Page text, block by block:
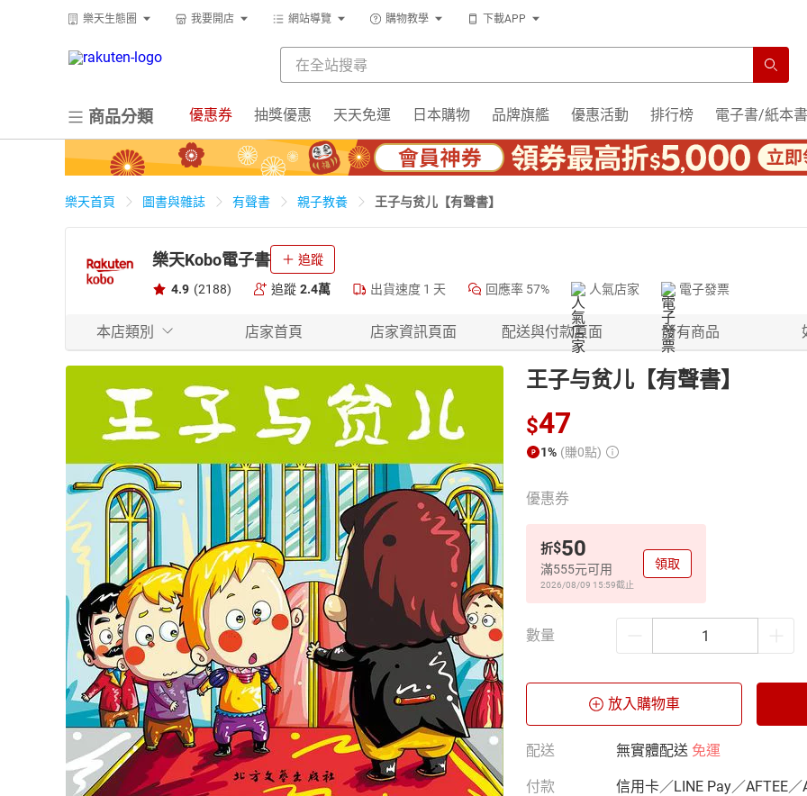
樂天生態圈 我要開店 網站導覽 購物教學 下載APP
商品分類 優惠券 抽獎優惠 天天免運 日本購物 品牌旗艦 優惠活動 排行榜 電子書/紙本書
樂天首頁 圖書與雜誌 有聲書 親子教養 王子与贫儿【有聲書】
樂天Kobo電子書 追蹤
4.9 (2188) 追蹤 2.4萬 出貨速度 1 天 回應率 57% 人氣店家 電子發票
本店類別 店家首頁 店家資訊頁面 配送與付款頁面 所有商品
王子与贫儿【有聲書】
$47
1% (賺0點)
優惠券
折$50
滿555元可用
2026/08/09 15:59截止
領取
數量
放入購物車
配送 無實體配送 免運
付款 信用卡／LINE Pay／AFTEE／